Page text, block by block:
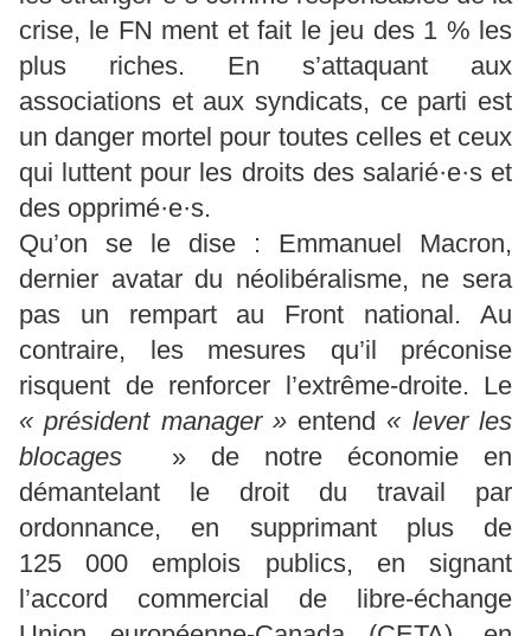
crise, le FN ment et fait le jeu des 1 % les
plus riches. En s’attaquant aux
associations et aux syndicats, ce parti est
un danger mortel pour toutes celles et ceux
qui luttent pour les droits des salarié·e·s et
des opprimé·e·s.
Qu’on se le dise : Emmanuel Macron,
dernier avatar du néolibéralisme, ne sera
pas un rempart au Front national. Au
contraire, les mesures qu’il préconise
risquent de renforcer l’extrême-droite. Le
« président manager » entend « lever les
blocages
» de notre économie en
démantelant le droit du travail par
ordonnance, en supprimant plus de
125 000 emplois publics, en signant
l’accord commercial de libre-échange